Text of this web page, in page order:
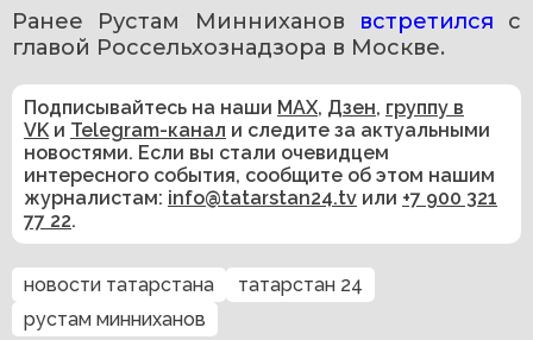
Ранее Рустам Минниханов
встретился с
главой Россельхознадзора в Москве.
Подписывайтесь на наши MAX, Дзен, группу в
VK и Telegram-канал и следите за актуальными
новостями. Если вы стали очевидцем
интересного события, сообщите об этом нашим
журналистам: info@tatarstan24.tv или +7 900 321
77 22.
новости татарстана
татарстан 24
рустам минниханов